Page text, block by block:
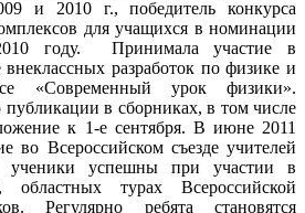
и 2010 г., победитель конкурса
для учащихся в номинации
году. Принимала участие в
внеклассных разработок по физике и
«Современный урок физики».
в сборниках, в том числе
к 1-е сентября. В июне 2011
во Всероссийском съезде учителей
успешны при участии в
областных турах Всероссийской
Регулярно ребята становятся